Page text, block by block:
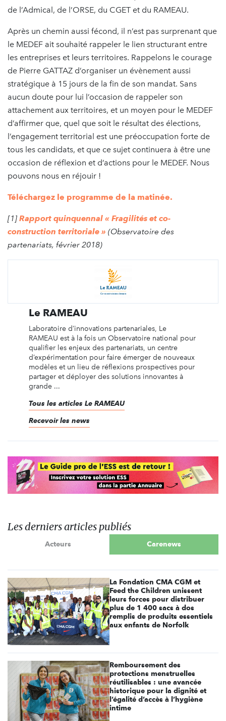
de l’Admical, de l’ORSE, du CGET et du RAMEAU.
Après un chemin aussi fécond, il n’est pas surprenant que
le MEDEF ait souhaité rappeler le lien structurant entre
les entreprises et leurs territoires. Rappelons le courage
de Pierre GATTAZ d’organiser un évènement aussi
stratégique à 15 jours de la fin de son mandat. Sans
aucun doute pour lui l’occasion de rappeler son
attachement aux territoires, et un moyen pour le MEDEF
d’affirmer que, quel que soit le résultat des élections,
l’engagement territorial est une préoccupation forte de
tous les candidats, et que ce sujet continuera à être une
occasion de réflexion et d’actions pour le MEDEF. Nous
pouvons nous en réjouir !
Téléchargez le programme de la matinée.
[1] Rapport quinquennal « Fragilités et co-
construction territoriale » (Observatoire des
partenariats, février 2018)
Le RAMEAU
Laboratoire d’innovations partenariales, Le
RAMEAU est à la fois un Observatoire national pour
qualifier les enjeux des partenariats, un centre
d’expérimentation pour faire émerger de nouveaux
modèles et un lieu de réflexions prospectives pour
partager et déployer des solutions innovantes à
grande ...
Tous les articles Le RAMEAU
Recevoir les news
Les derniers articles publiés
Acteurs Carenews
La Fondation CMA CGM et
Feed the Children unissent
leurs forces pour distribuer
plus de 1 400 sacs à dos
remplis de produits essentiels
aux enfants de Norfolk
Remboursement des
protections menstruelles
réutilisables : une avancée
historique pour la dignité et
l’égalité d’accès à l’hygiène
intime